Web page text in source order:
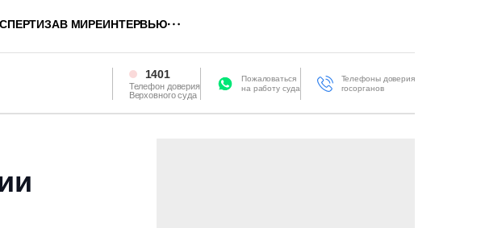
В МИРЕИНТЕРВЬЮ
1401
Телефон доверия
Верховного суда
Пожаловаться
на работу суда
Телефоны доверия
госорганов